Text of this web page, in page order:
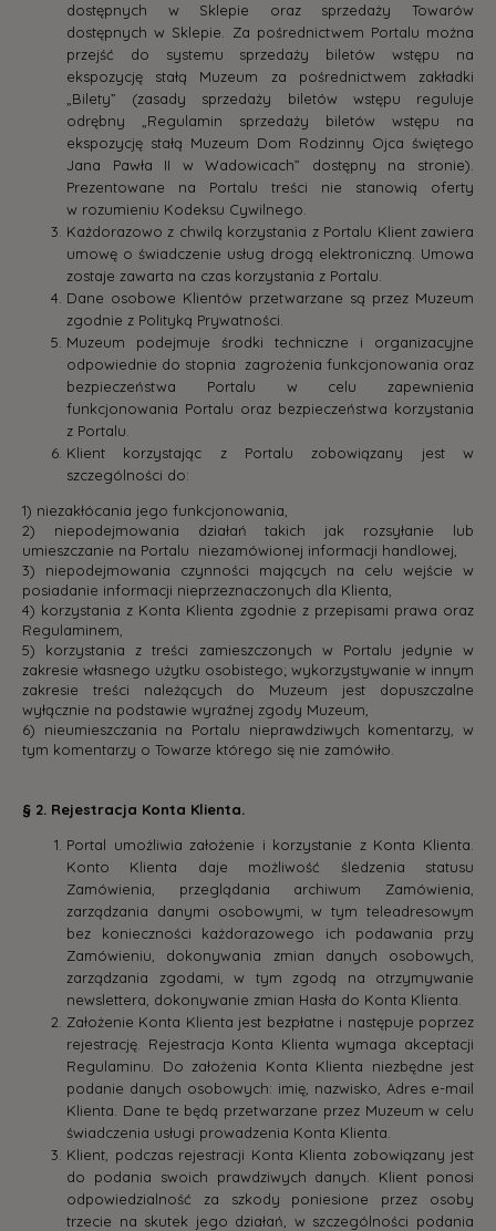
dostępnych w Sklepie oraz sprzedaży Towarów
dostępnych w Sklepie. Za pośrednictwem Portalu można
przejść do systemu sprzedaży biletów wstępu na
ekspozycję stałą Muzeum za pośrednictwem zakładki
„Bilety” (zasady sprzedaży biletów wstępu reguluje
odrębny „Regulamin sprzedaży biletów wstępu na
ekspozycję stałą Muzeum Dom Rodzinny Ojca świętego
Jana Pawła II w Wadowicach” dostępny na stronie).
Prezentowane na Portalu treści nie stanowią oferty
w rozumieniu Kodeksu Cywilnego.
Każdorazowo z chwilą korzystania z Portalu Klient zawiera
umowę o świadczenie usług drogą elektroniczną. Umowa
zostaje zawarta na czas korzystania z Portalu.
Dane osobowe Klientów przetwarzane są przez Muzeum
zgodnie z Polityką Prywatności.
Muzeum podejmuje środki techniczne i organizacyjne
odpowiednie do stopnia zagrożenia funkcjonowania oraz
bezpieczeństwa Portalu w celu zapewnienia
funkcjonowania Portalu oraz bezpieczeństwa korzystania
z Portalu.
Klient korzystając z Portalu zobowiązany jest w
szczególności do:
1) niezakłócania jego funkcjonowania,
2) niepodejmowania działań takich jak rozsyłanie lub
umieszczanie na Portalu niezamówionej informacji handlowej,
3) niepodejmowania czynności mających na celu wejście w
posiadanie informacji nieprzeznaczonych dla Klienta,
4) korzystania z Konta Klienta zgodnie z przepisami prawa oraz
Regulaminem,
5) korzystania z treści zamieszczonych w Portalu jedynie w
zakresie własnego użytku osobistego; wykorzystywanie w innym
zakresie treści należących do Muzeum jest dopuszczalne
wyłącznie na podstawie wyraźnej zgody Muzeum,
6) nieumieszczania na Portalu nieprawdziwych komentarzy, w
tym komentarzy o Towarze którego się nie zamówiło.
§ 2. Rejestracja Konta Klienta.
Portal umożliwia założenie i korzystanie z Konta Klienta.
Konto Klienta daje możliwość śledzenia statusu
Zamówienia, przeglądania archiwum Zamówienia,
zarządzania danymi osobowymi, w tym teleadresowym
bez konieczności każdorazowego ich podawania przy
Zamówieniu, dokonywania zmian danych osobowych,
zarządzania zgodami, w tym zgodą na otrzymywanie
newslettera, dokonywanie zmian Hasła do Konta Klienta.
Założenie Konta Klienta jest bezpłatne i następuje poprzez
rejestrację. Rejestracja Konta Klienta wymaga akceptacji
Regulaminu. Do założenia Konta Klienta niezbędne jest
podanie danych osobowych: imię, nazwisko, Adres e-mail
Klienta. Dane te będą przetwarzane przez Muzeum w celu
świadczenia usługi prowadzenia Konta Klienta.
Klient, podczas rejestracji Konta Klienta zobowiązany jest
do podania swoich prawdziwych danych. Klient ponosi
odpowiedzialność za szkody poniesione przez osoby
trzecie na skutek jego działań, w szczególności podania